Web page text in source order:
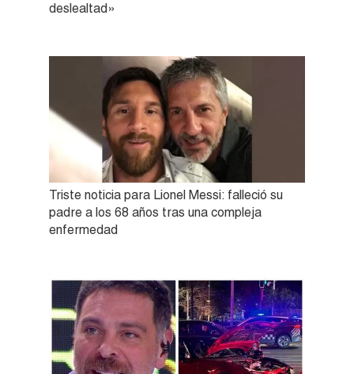
deslealtad»
Triste noticia para Lionel Messi: falleció su
padre a los 68 años tras una compleja
enfermedad